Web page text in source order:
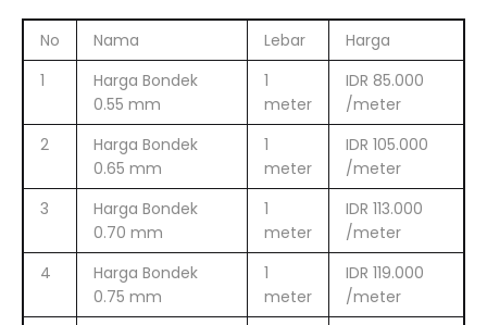
No Nama Lebar
Harga
1
Harga Bondek
0.55 mm
1
meter
IDR 85.000
/meter
2
Harga Bondek
0.65 mm
1
meter
IDR 105.000
/meter
3
Harga Bondek
0.70 mm
1
meter
IDR 113.000
/meter
4
Harga Bondek
0.75 mm
1
meter
IDR 119.000
/meter